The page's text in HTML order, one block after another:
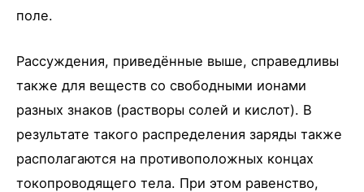
поле.
Рассуждения, приведённые выше, справедливы
также для веществ со свободными ионами
разных знаков (растворы солей и кислот). В
результате такого распределения заряды также
располагаются на противоположных концах
токопроводящего тела. При этом равенство,